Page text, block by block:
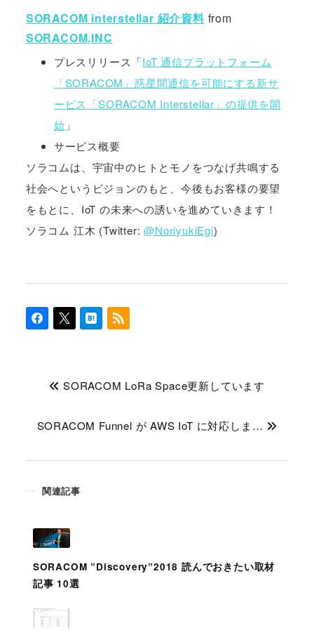
SORACOM interstellar 紹介資料 from
SORACOM,INC
プレスリリース「IoT 通信プラットフォーム
「SORACOM」惑星間通信を可能にする新サ
ービス「SORACOM Interstellar」の提供を開
始 」
サービス概要
ソラコムは、宇宙中のヒトとモノをつなげ共鳴する
社会へというビジョンのもと、今後もお客様の要望
をもとに、IoT の未来への誘いを進めていきます！
ソラコム 江木 (Twitter:@NoriyukiEgi)
関連記事
SORACOM ”Discovery”2018 読んでおきたい取材
記事 10選
SORACOM LoRa Space更新しています
SORACOM Funnel が AWS IoT に対応しま…